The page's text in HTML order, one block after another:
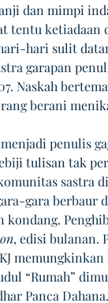
dan mimpi
tentu
hari sulit
garapan
Naskah
berani
penulis
tulisan tak
sastra
gara berbaur
kondang.
, edisi bulanan.
“Rumah”
Panca